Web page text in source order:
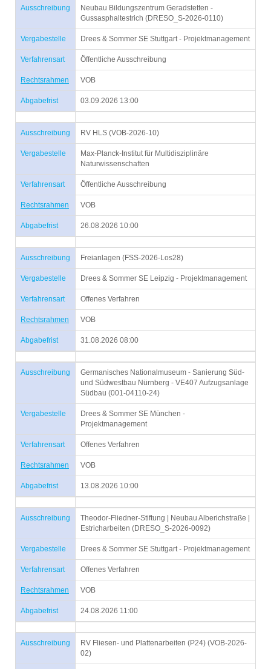
Ausschreibung
Neubau Bildungszentrum Geradstetten -
Gussasphaltestrich (DRESO_S-2026-0110)
Vergabestelle Drees & Sommer SE Stuttgart - Projektmanagement
Verfahrensart Öffentliche Ausschreibung
Rechtsrahmen VOB
Abgabefrist 03.09.2026 13:00
Ausschreibung RV HLS (VOB-2026-10)
Vergabestelle
Max-Planck-Institut für Multidisziplinäre
Naturwissenschaften
Verfahrensart Öffentliche Ausschreibung
Rechtsrahmen VOB
Abgabefrist 26.08.2026 10:00
Ausschreibung Freianlagen (FSS-2026-Los28)
Vergabestelle Drees & Sommer SE Leipzig - Projektmanagement
Verfahrensart Offenes Verfahren
Rechtsrahmen VOB
Abgabefrist 31.08.2026 08:00
Ausschreibung
Germanisches Nationalmuseum - Sanierung Süd-
und Südwestbau Nürnberg - VE407 Aufzugsanlage
Südbau (001-04110-24)
Vergabestelle
Drees & Sommer SE München -
Projektmanagement
Verfahrensart Offenes Verfahren
Rechtsrahmen VOB
Abgabefrist 13.08.2026 10:00
Ausschreibung
Theodor-Fliedner-Stiftung | Neubau Alberichstraße |
Estricharbeiten (DRESO_S-2026-0092)
Vergabestelle Drees & Sommer SE Stuttgart - Projektmanagement
Verfahrensart Offenes Verfahren
Rechtsrahmen VOB
Abgabefrist 24.08.2026 11:00
Ausschreibung
RV Fliesen- und Plattenarbeiten (P24) (VOB-2026-
02)